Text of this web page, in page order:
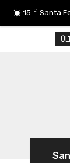
15 C Santa